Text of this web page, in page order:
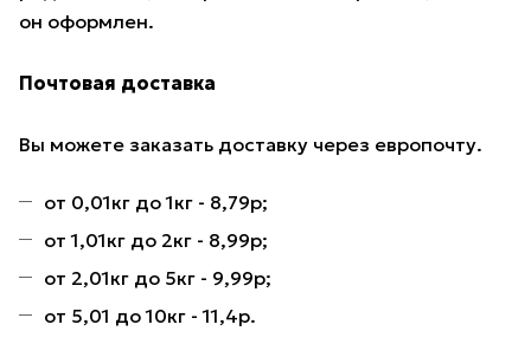
он оформлен.
Почтовая доставка
Вы можете заказать доставку через европочту.
от 0,01кг до 1кг - 8,79р;
от 1,01кг до 2кг - 8,99р;
от 2,01кг до 5кг - 9,99р;
от 5,01 до 10кг - 11,4р.